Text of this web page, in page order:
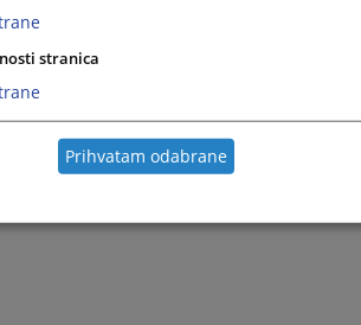
stranica
Prihvatam odabrane